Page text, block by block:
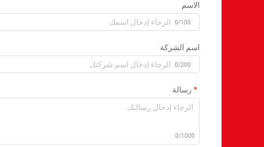
الاسم
0/100
اسم الشركة
0/200
رسالة
0/1000